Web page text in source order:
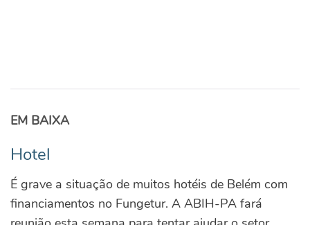
EM BAIXA
Hotel
É grave a situação de muitos hotéis de Belém com
financiamentos no Fungetur. A ABIH-PA fará